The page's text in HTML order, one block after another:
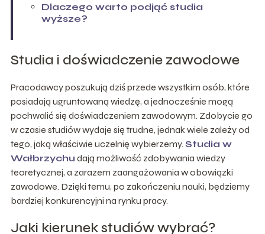
Dlaczego warto podjąć studia
wyższe?
Studia i doświadczenie zawodowe
Pracodawcy poszukują dziś przede wszystkim osób, które
posiadają ugruntowaną wiedzę, a jednocześnie mogą
pochwalić się doświadczeniem zawodowym. Zdobycie go
w czasie studiów wydaje się trudne, jednak wiele zależy od
tego, jaką właściwie uczelnię wybierzemy. Studia w
Wałbrzychu dają możliwość zdobywania wiedzy
teoretycznej, a zarazem zaangażowania w obowiązki
zawodowe. Dzięki temu, po zakończeniu nauki, będziemy
bardziej konkurencyjni na rynku pracy.
Jaki kierunek studiów wybrać?